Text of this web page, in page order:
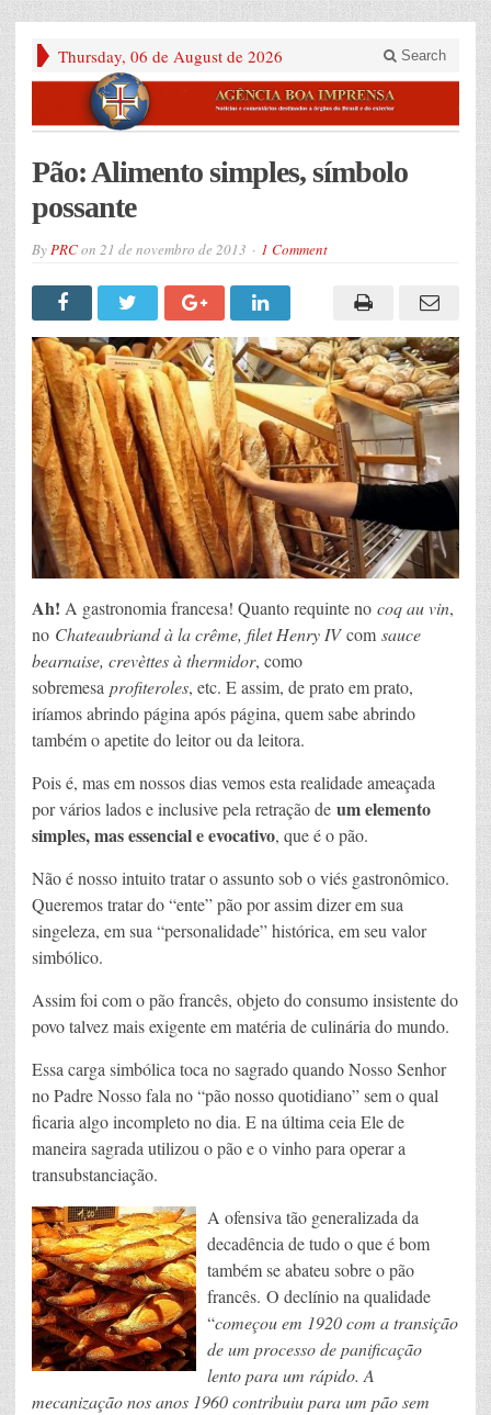
Thursday, 06 de August de 2026 Search
Pão: Alimento simples, símbolo
possante
ByPRCon 21 de novembro de 2013 1 Comment
Ah! A gastronomia francesa! Quanto requinte no coq au vin,
no Chateaubriand à la crême, filet Henry IVcom sauce
bearnaise, crevèttes à thermidor, como
sobremesa profiteroles, etc. E assim, de prato em prato,
iríamos abrindo página após página, quem sabe abrindo
também o apetite do leitor ou da leitora.
Pois é, mas em nossos dias vemos esta realidade ameaçada
por vários lados e inclusive pela retração de um elemento
simples, mas essencial e evocativo, que é o pão.
Não é nosso intuito tratar o assunto sob o viés gastronômico.
Queremos tratar do “ente” pão por assim dizer em sua
singeleza, em sua “personalidade” histórica, em seu valor
simbólico.
Assim foi com o pão francês, objeto do consumo insistente do
povo talvez mais exigente em matéria de culinária do mundo.
Essa carga simbólica toca no sagrado quando Nosso Senhor
no Padre Nosso fala no “pão nosso quotidiano” sem o qual
ficaria algo incompleto no dia. E na última ceia Ele de
maneira sagrada utilizou o pão e o vinho para operar a
transubstanciação.
A ofensiva tão generalizada da
decadência de tudo o que é bom
também se abateu sobre o pão
francês. O declínio na qualidade
“começou em 1920 com a transição
de um processo de panificação
lento para um rápido. A
mecanização nos anos 1960 contribuiu para um pão sem